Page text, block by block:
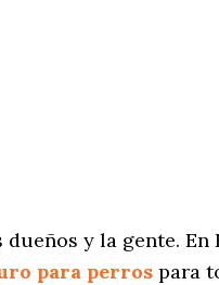
y la gente. En
para perros para